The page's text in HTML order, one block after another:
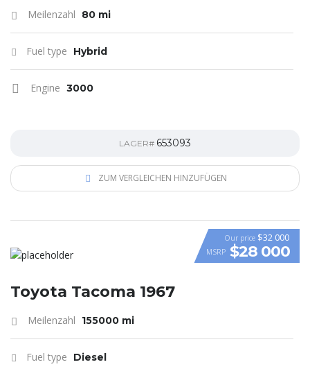
Meilenzahl 80 mi
Fuel type Hybrid
Engine 3000
LAGER# 653093
ZUM VERGLEICHEN HINZUFÜGEN
Our price $32 000
MSRP $28 000
Toyota Tacoma 1967
Meilenzahl 155000 mi
Fuel type Diesel